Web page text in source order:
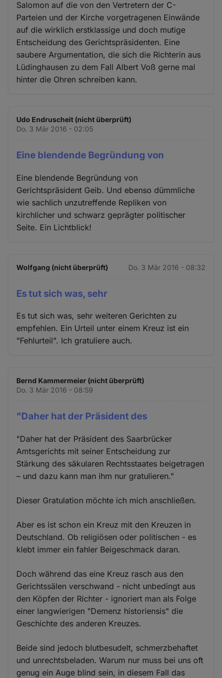
Salomon auf die von den Vertretern der C-
Parteien und der Kirche vorgetragenen Einwände
auf die wirklich erstklassige und doch mutige
Entscheidung des Gerichtspräsidenten. Eine
saubere Argumentation, die sich die Richterin aus
Lüdinghausen zu dem Fall Albert Voß gerne mal
hinter die Ohren schreiben kann.
Udo Endruscheit (nicht überprüft)
Do. 3 Mär 2016 - 02:05
Eine blendende Begründung von
Eine blendende Begründung von
Gerichtspräsident Geib. Und ebenso dümmliche
wie sachlich unzutreffende Repliken von
kirchlicher und schwarz geprägter politischer
Seite. Ein Lichtblick!
Wolfgang (nicht überprüft) Do. 3 Mär 2016 - 08:32
Es tut sich was, sehr
Es tut sich was, sehr weiteren Gerichten zu
empfehlen. Ein Urteil unter einem Kreuz ist ein
"Fehlurteil". Ich gratuliere auch.
Bernd Kammermeier (nicht überprüft)
Do. 3 Mär 2016 - 08:59
"Daher hat der Präsident des
"Daher hat der Präsident des Saarbrücker
Amtsgerichts mit seiner Entscheidung zur
Stärkung des säkularen Rechtsstaates beigetragen
– und dazu kann man ihm nur gratulieren."
Dieser Gratulation möchte ich mich anschließen.
Aber es ist schon ein Kreuz mit den Kreuzen in
Deutschland. Ob religiösen oder politischen - es
klebt immer ein fahler Beigeschmack daran.
Doch während das eine Kreuz rasch aus den
Gerichtssälen verschwand - nicht unbedingt aus
den Köpfen der Richter - ignoriert man als Folge
einer langwierigen "Demenz historiensis" die
Geschichte des anderen Kreuzes.
Beide sind jedoch blutbesudelt, schmerzbehaftet
und unrechtsbeladen. Warum nur muss bei uns oft
genug ein Auge blind sein, in diesem Fall das